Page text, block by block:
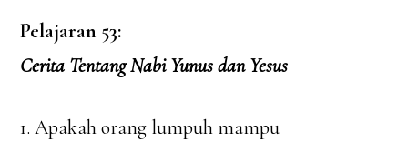
Pelajaran 53:
Cerita Tentang Nabi Yunus dan Yesus
1. Apakah orang lumpuh mampu